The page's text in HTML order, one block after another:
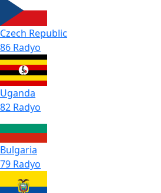
Czech Republic
86 Radyo
Uganda
82 Radyo
Bulgaria
79 Radyo